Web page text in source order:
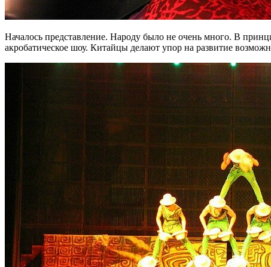
Началось представление. Народу было не очень много. В
акробатическое шоу. Китайцы делают упор на развитие